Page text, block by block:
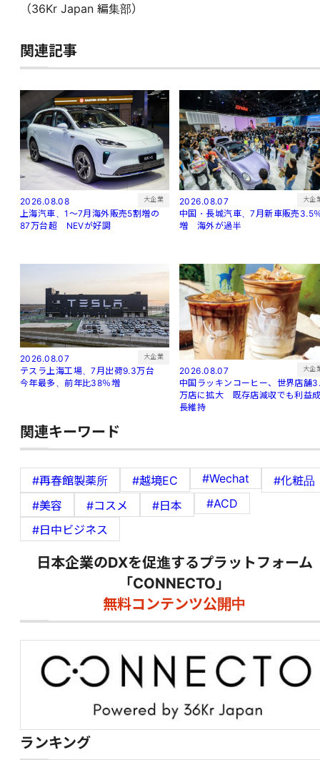
（36Kr Japan 編集部）
関連記事
2026.08.08 大企業
上海汽車、1～7月海外販売5割増の
87万台超 NEVが好調
2026.08.07 大企
中国・長城汽車、7月新車販売3.5
増 海外が過半
2026.08.07 大企業
テスラ上海工場、7月出荷9.3万台
今年最多、前年比38％増
2026.08.07 大企
中国ラッキンコーヒー、世界店舗
万店に拡大 既存店減収でも利益
長維持
関連キーワード
#再春館製薬所 #越境EC #Wechat
#化粧品
#美容
#コスメ #日本
#ACD
#日中ビジネス
日本企業のDXを促進するプラットフォーム
「CONNECTO」
無料コンテンツ公開中
ランキング